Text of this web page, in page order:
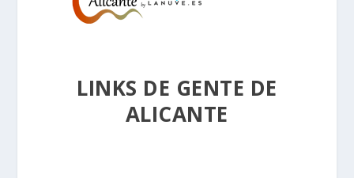
LINKS DE GENTE DE
ALICANTE